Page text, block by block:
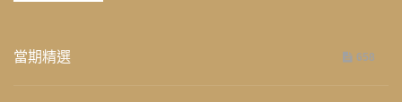
當期精選 658